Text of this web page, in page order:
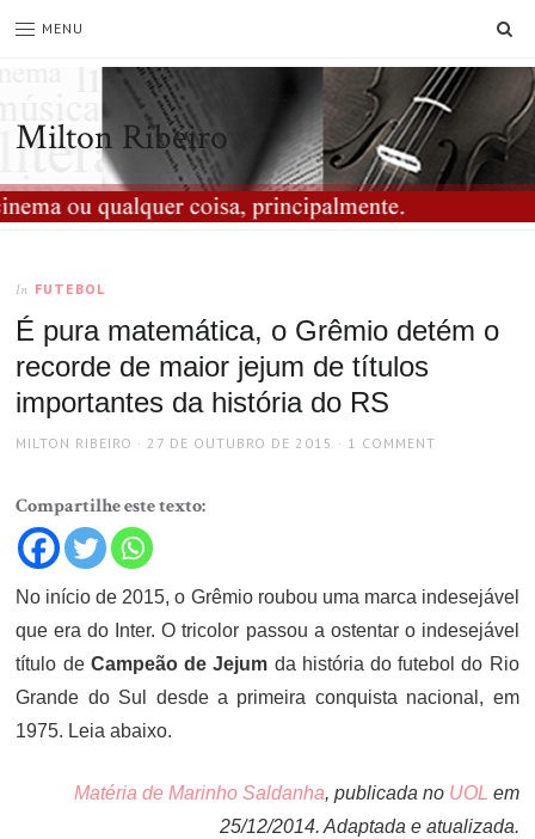
MENU
Milton Ribeiro
In FUTEBOL
É pura matemática, o Grêmio detém o
recorde de maior jejum de títulos
importantes da história do RS
AUTHOR
MILTON RIBEIRO
POSTED
27 DE OUTUBRO DE 2015 1 COMMENT
Compartilhe este texto:
No início de 2015, o Grêmio roubou uma marca indesejável
que era do Inter. O tricolor passou a ostentar o indesejável
título de Campeão de Jejum da história do futebol do Rio
Grande do Sul desde a primeira conquista nacional, em
1975. Leia abaixo.
Matéria de Marinho Saldanha, publicada no UOL em
25/12/2014. Adaptada e atualizada.